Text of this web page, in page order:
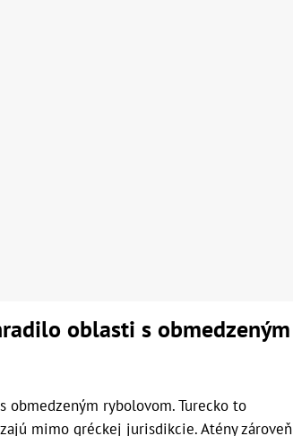
oblasti s obmedzeným
obmedzeným rybolovom. Turecko to
mimo gréckej jurisdikcie. Atény zároveň